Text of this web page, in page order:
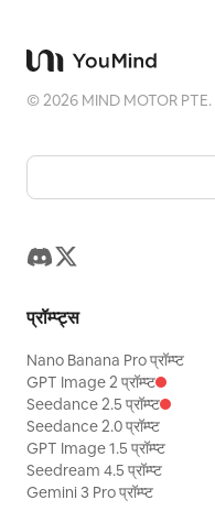
©2026 MIND MOTOR PTE.
प्रॉम्प्ट्स
Nano Banana Pro प्रॉम्प्ट
GPT Image 2 प्रॉम्प्ट
Seedance 2.5 प्रॉम्प्ट
Seedance 2.0 प्रॉम्प्ट
GPT Image 1.5 प्रॉम्प्ट
Seedream 4.5 प्रॉम्प्ट
Gemini 3 Pro प्रॉम्प्ट